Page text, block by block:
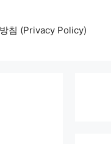
침 (Privacy Policy)